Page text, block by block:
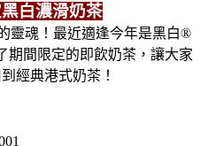
白濃滑奶茶
靈魂！最近適逢今年是黑白®
期間限定的即飲奶茶，讓大家
經典港式奶茶！